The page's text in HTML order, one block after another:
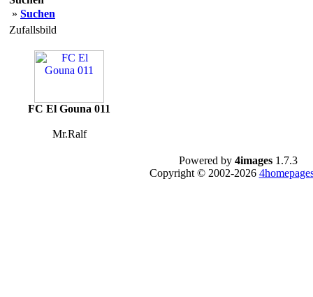
» Suchen
Zufallsbild
FC El Gouna 011
Mr.Ralf
Powered by 4images 1.7.3
Copyright © 2002-2026